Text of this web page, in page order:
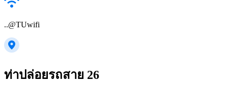
..@TUwifi
ท่าปล่อยรถสาย 26